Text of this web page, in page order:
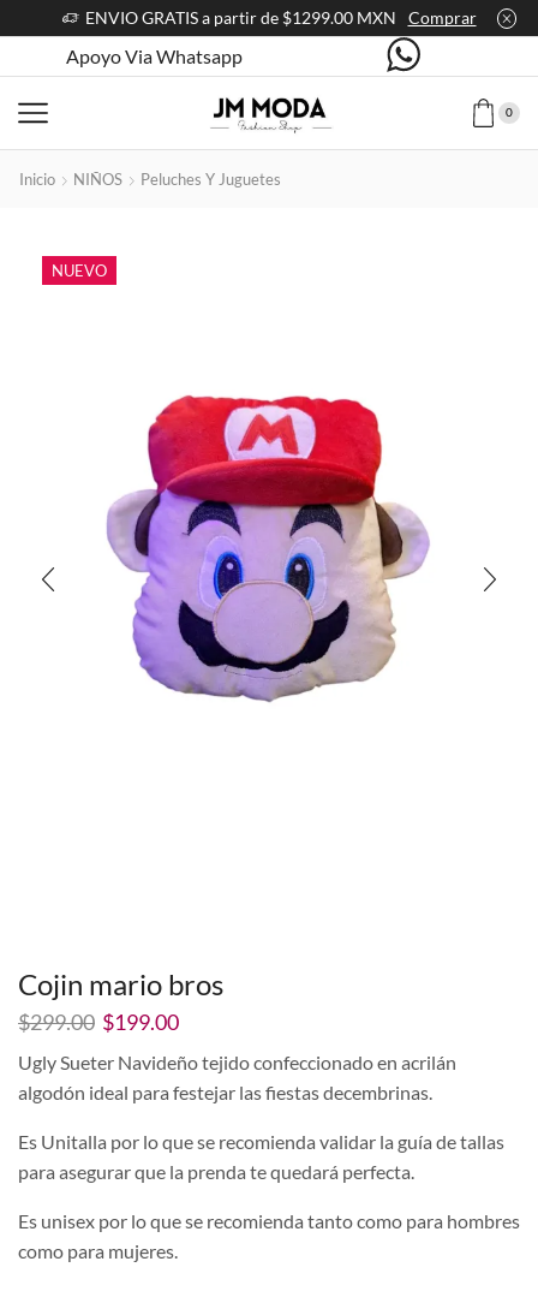
ENVIO GRATIS a partir de $1299.00 MXN Comprar
Apoyo Via Whatsapp
0
Inicio NIÑOS Peluches Y Juguetes
NUEVO
Cojin mario bros
$299.00 El
original
era:
$199.00El
actual
es:
Ugly Sueter Navideño tejido confeccionado en acrilán
algodón ideal para festejar las fiestas decembrinas.
Es Unitalla por lo que se recomienda validar la guía de tallas
para asegurar que la prenda te quedará perfecta.
Es unisex por lo que se recomienda tanto como para hombres
como para mujeres.